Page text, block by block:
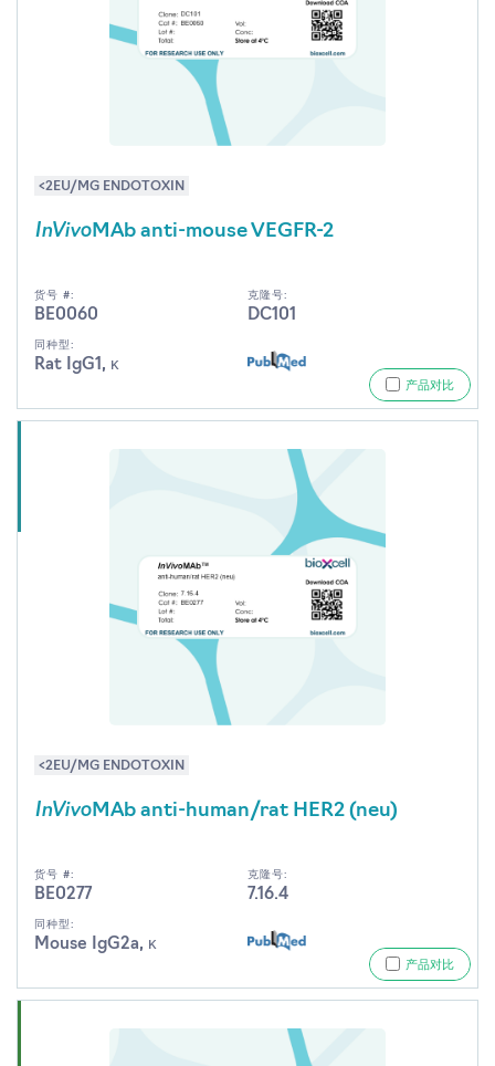
<2EU/MG ENDOTOXIN
InVivoMAb anti-mouse VEGFR-2
货号 #:
BE0060
克隆号:
DC101
同种型:
Rat IgG1, κ
产品对比
<2EU/MG ENDOTOXIN
InVivoMAb anti-human/rat HER2 (neu)
货号 #:
BE0277
克隆号:
7.16.4
同种型:
Mouse IgG2a, κ
产品对比